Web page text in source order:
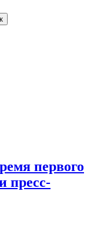
первого
пресс-